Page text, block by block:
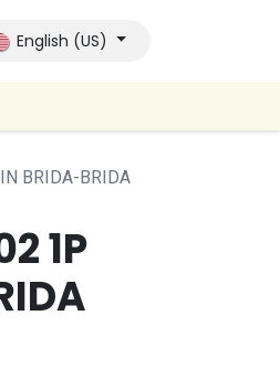
Contact us Autoconsumo
English (US)
BRIDA-BRIDA
1P